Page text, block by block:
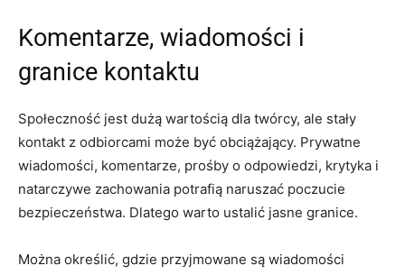
Komentarze, wiadomości i
granice kontaktu
Społeczność jest dużą wartością dla twórcy, ale stały
kontakt z odbiorcami może być obciążający. Prywatne
wiadomości, komentarze, prośby o odpowiedzi, krytyka i
natarczywe zachowania potrafią naruszać poczucie
bezpieczeństwa. Dlatego warto ustalić jasne granice.
Można określić, gdzie przyjmowane są wiadomości